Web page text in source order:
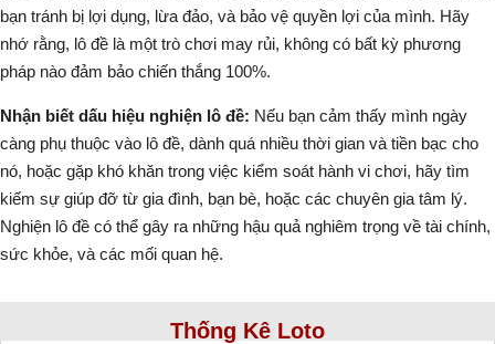
bạn tránh bị lợi dụng, lừa đảo, và bảo vệ quyền lợi của mình. Hãy
nhớ rằng, lô đề là một trò chơi may rủi, không có bất kỳ phương
pháp nào đảm bảo chiến thắng 100%.
Nhận biết dấu hiệu nghiện lô đề: Nếu bạn cảm thấy mình ngày
càng phụ thuộc vào lô đề, dành quá nhiều thời gian và tiền bạc cho
nó, hoặc gặp khó khăn trong việc kiểm soát hành vi chơi, hãy tìm
kiếm sự giúp đỡ từ gia đình, bạn bè, hoặc các chuyên gia tâm lý.
Nghiện lô đề có thể gây ra những hậu quả nghiêm trọng về tài chính,
sức khỏe, và các mối quan hệ.
Thống Kê Loto